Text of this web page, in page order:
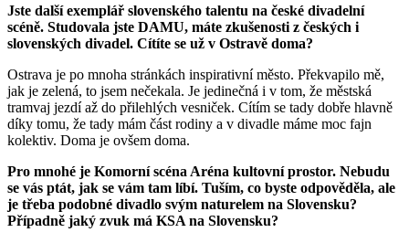
Jste další exemplář slovenského talentu na české divadelní
scéně. Studovala jste DAMU, máte zkušenosti z českých i
slovenských divadel. Cítíte se už v Ostravě doma?
Ostrava je po mnoha stránkách inspirativní město. Překvapilo mě,
jak je zelená, to jsem nečekala. Je jedinečná i v tom, že městská
tramvaj jezdí až do přilehlých vesniček. Cítím se tady dobře hlavně
díky tomu, že tady mám část rodiny a v divadle máme moc fajn
kolektiv. Doma je ovšem doma.
Pro mnohé je Komorní scéna Aréna kultovní prostor. Nebudu
se vás ptát, jak se vám tam líbí. Tuším, co byste odpověděla, ale
je třeba podobné divadlo svým naturelem na Slovensku?
Případně jaký zvuk má KSA na Slovensku?